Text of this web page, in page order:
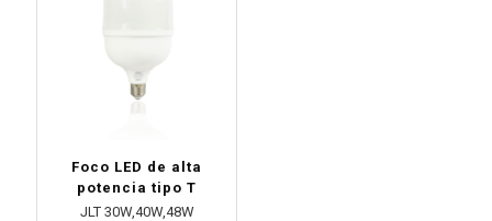
Foco LED de alta
potencia tipo T
JLT 30W,40W,48W